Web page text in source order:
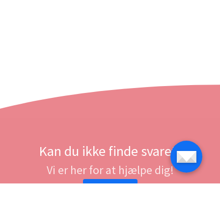
Kan du ikke finde svaret?
Vi er her for at hjælpe dig!